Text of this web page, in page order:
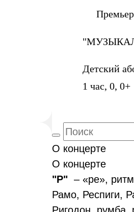
Детский
1 час, 0, 0+
О концерте
О концерте
"Р" – «ре»,
Рамо, Респиги,